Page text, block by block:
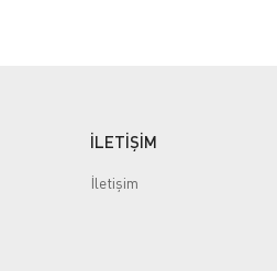
İLETİŞİM
İletişim